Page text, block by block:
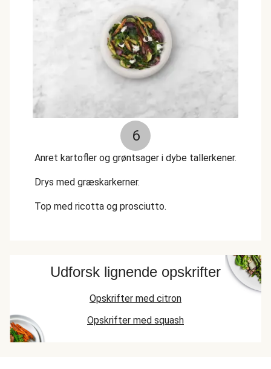
6
Anret kartofler og grøntsager i dybe tallerkener.
Drys med græskarkerner.
Top med ricotta og prosciutto.
Udforsk lignende opskrifter
Opskrifter med citron
Opskrifter med squash